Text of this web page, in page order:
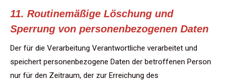
11. Routinemäßige Löschung und
Sperrung von personenbezogenen Daten
Der für die Verarbeitung Verantwortliche verarbeitet und
speichert personenbezogene Daten der betroffenen Person
nur für den Zeitraum, der zur Erreichung des